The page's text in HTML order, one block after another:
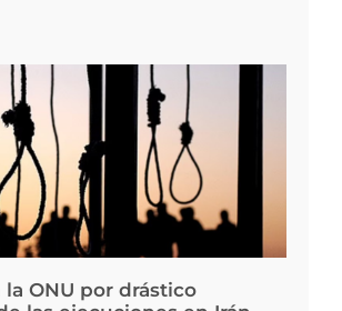
ONU por drástico